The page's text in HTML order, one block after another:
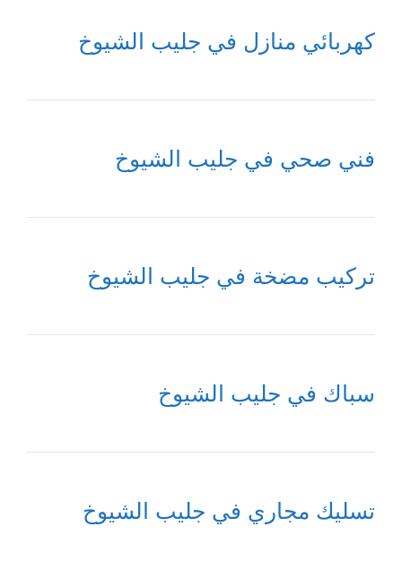
كهربائي منازل في جليب الشيوخ
فني صحي في جليب الشيوخ
تركيب مضخة في جليب الشيوخ
سباك في جليب الشيوخ
تسليك مجاري في جليب الشيوخ